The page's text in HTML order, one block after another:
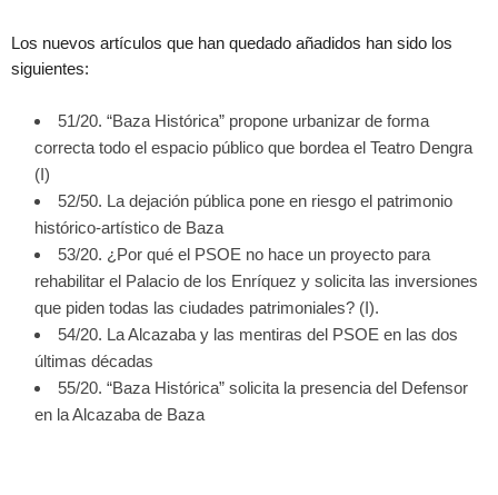
Los nuevos artículos que han quedado añadidos han sido los
siguientes:
51/20. “Baza Histórica” propone urbanizar de forma
correcta todo el espacio público que bordea el Teatro Dengra
(I)
52/50. La dejación pública pone en riesgo el patrimonio
histórico-artístico de Baza
53/20. ¿Por qué el PSOE no hace un proyecto para
rehabilitar el Palacio de los Enríquez y solicita las inversiones
que piden todas las ciudades patrimoniales? (I).
54/20. La Alcazaba y las mentiras del PSOE en las dos
últimas décadas
55/20. “Baza Histórica” solicita la presencia del Defensor
en la Alcazaba de Baza